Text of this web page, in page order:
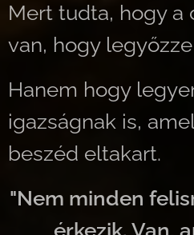
Mert tudta, hogy a
van, hogy
Hanem hogy
igazságnak is,
beszéd eltakart.
"Nem minden
érkezik. Van,